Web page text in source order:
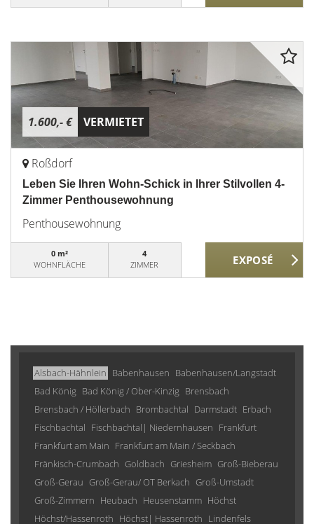
1.600,- € VERMIETET
Roßdorf
Leben Sie Ihren Wohn-Schick in Ihrer Stilvollen 4-
Zimmer Penthousewohnung
Penthousewohnung
0 m²
WOHNFLÄCHE
4
ZIMMER
Alsbach-Hähnlein Babenhausen Babenhausen/Langstadt
Bad König Bad König / Ober-Kinzig Brensbach
Brensbach / Höllerbach Brombachtal Darmstadt Erbach
Fischbachtal Fischbachtal| Niedernhausen Frankfurt
Frankfurt am Main Frankfurt am Main / Seckbach
Fränkisch-Crumbach Goldbach Griesheim Groß-Bieberau
Groß-Gerau Groß-Gerau/ OT Berkach Groß-Umstadt
Groß-Zimmern Heubach Heusenstamm Höchst
Höchst/Hassenroth Höchst| Hassenroth Lindenfels